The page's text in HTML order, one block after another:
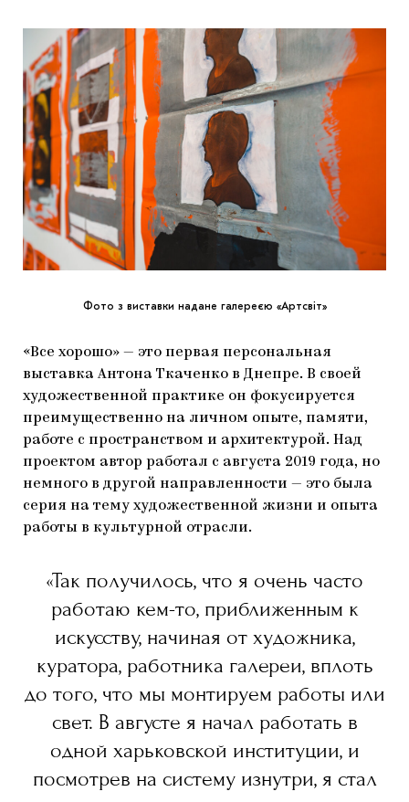
Фото з виставки надане галереєю «Артсвіт»
«Все хорошо» — это первая персональная
выставка Антона Ткаченко в Днепре. В своей
художественной практике он фокусируется
преимущественно на личном опыте, памяти,
работе с пространством и архитектурой. Над
проектом автор работал с августа 2019 года, но
немного в другой направленности — это была
серия на тему художественной жизни и опыта
работы в культурной отрасли.
«Так получилось, что я очень часто
работаю кем-то, приближенным к
искусству, начиная от художника,
куратора, работника галереи, вплоть
до того, что мы монтируем работы или
свет. В августе я начал работать в
одной харьковской институции, и
посмотрев на систему изнутри, я стал